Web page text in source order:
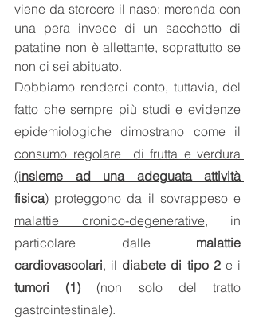
viene da storcere il naso: merenda con
una pera invece di un sacchetto di
patatine non è allettante, soprattutto se
non ci sei abituato.
Dobbiamo renderci conto, tuttavia, del
fatto che sempre più studi e evidenze
consumo regolare  di frutta e verdura
(insieme ad una adeguata attività
fisica) proteggono da il sovrappeso e
malattie cronico-degenerative, in
particolare dalle malattie
cardiovascolari, il diabete di tipo 2
tumori (1) (non solo del tratto
gastrointestinale).